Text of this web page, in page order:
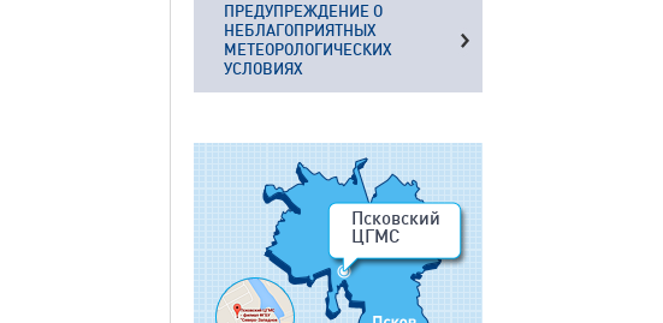
ПРЕДУПРЕЖДЕНИЕ О
НЕБЛАГОПРИЯТНЫХ
МЕТЕОРОЛОГИЧЕСКИХ
УСЛОВИЯХ
Псковский
ЦГМС